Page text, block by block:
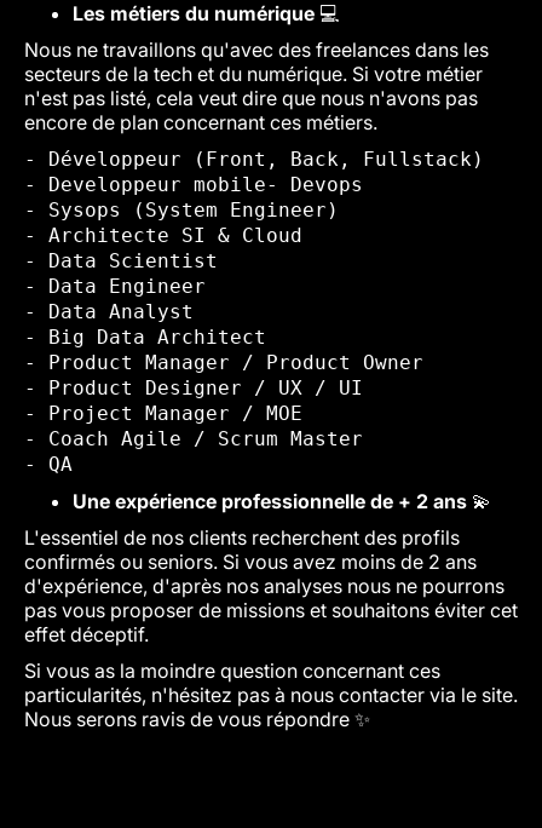
Les métiers du numérique 💻
Nous ne travaillons qu'avec des freelances dans les
secteurs de la tech et du numérique. Si votre métier
n'est pas listé, cela veut dire que nous n'avons pas
encore de plan concernant ces métiers.
- Développeur (Front, Back, Fullstack)
- Developpeur mobile- Devops
- Sysops (System Engineer)
- Architecte SI & Cloud
- Data Scientist
- Data Engineer
- Data Analyst
- Big Data Architect
- Product Manager / Product Owner
- Product Designer / UX / UI
- Project Manager / MOE
- Coach Agile / Scrum Master
- QA
Une expérience professionnelle de + 2 ans 💫
L'essentiel de nos clients recherchent des profils
confirmés ou seniors. Si vous avez moins de 2 ans
d'expérience, d'après nos analyses nous ne pourrons
pas vous proposer de missions et souhaitons éviter cet
effet déceptif.
Si vous as la moindre question concernant ces
particularités, n'hésitez pas à nous contacter via le site.
Nous serons ravis de vous répondre ✨